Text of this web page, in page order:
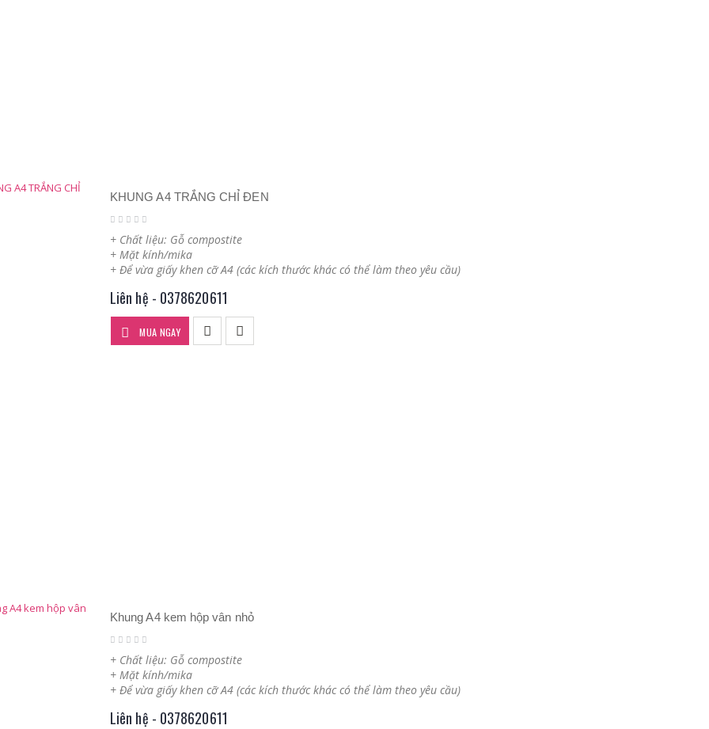
KHUNG A4 TRẮNG CHỈ ĐEN
+ Chất liệu: Gỗ compostite
+ Mặt kính/mika
+ Để vừa giấy khen cỡ A4 (các kích thước khác có thể làm theo yêu cầu)
Liên hệ - 0378620611
MUA NGAY
Khung A4 kem hộp vân nhỏ
+ Chất liệu: Gỗ compostite
+ Mặt kính/mika
+ Để vừa giấy khen cỡ A4 (các kích thước khác có thể làm theo yêu cầu)
Liên hệ - 0378620611